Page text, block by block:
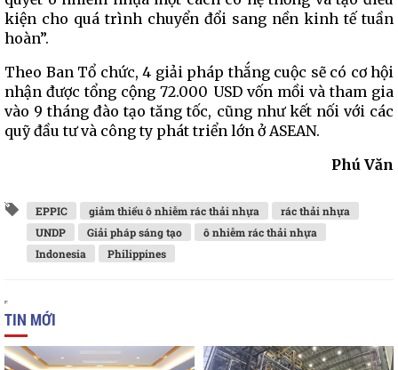
kiện cho quá trình chuyển đổi sang nền kinh tế tuần
hoàn”.
Theo Ban Tổ chức, 4 giải pháp thắng cuộc sẽ có cơ hội
nhận được tổng cộng 72.000 USD vốn mồi và tham gia
vào 9 tháng đào tạo tăng tốc, cũng như kết nối với các
quỹ đầu tư và công ty phát triển lớn ở ASEAN.
Phú Văn
EPPIC giảm thiểu ô nhiễm rác thải nhựa
rác thải nhựa
UNDP
Giải pháp sáng tạo
ô nhiễm rác thải nhựa
Indonesia
Philippines
TIN MỚI